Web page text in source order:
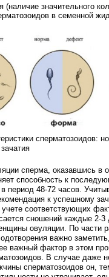
(наличие значительного
в семенной
сперматозоидов:
сперма, оказавшись в
способность к
период 48-72 часов.
к успешному
соответствующих
сношений каждые 2-3
овуляции. По части
важно
важный фактор в этом
В случае даже
сперматозоидов он,